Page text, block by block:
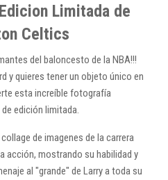
Limitada de
Celtics
del baloncesto de la NBA!!!
y quieres tener un objeto único en
esta increíble fotografía
edición limitada.
de imagenes de la carrera
acción, mostrando su habilidad y
al "grande" de Larry a toda su